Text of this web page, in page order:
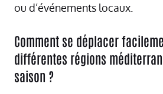
ou d’événements locaux.
Comment se déplacer
différentes régions
saison ?